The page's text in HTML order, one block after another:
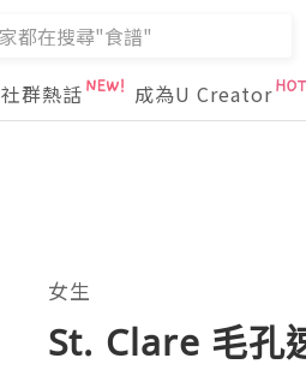
社群熱話 成為U Creator
女生
St. Clare 毛孔